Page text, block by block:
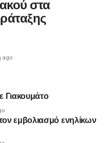
ago
Γιακουμάτο
εμβολιασμό ενηλίκων